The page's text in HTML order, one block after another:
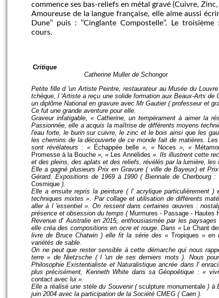
commenceses bas-reliefs en métal gravé (Cuivre,
Amoureuse de la langue française, elle aime aussi
Dune’’ puis : ’’Cinglante Compostelle’’. Le troisième :
cours.
Critique
Catherine Muller de Schongor
Petite fille d 'un Artiste Peintre, restaurateur au Musée du
tchèque, l 'Artiste a reçu une solide formation aux Beaux-Arts de
un diplôme National en gravure avec Mr Gautier (professeur et
Ce fut une grande aventure pour elle.
Graveur infatigable,« Catherine, un tempérament à aimer la
Passionnée, elle a acquis la maîtrise de différents moyens
l'eau forte, le burin sur cuivre, le zinc et le bois ainsi que les
les chemins de la découverte de ce monde fait de matières.
sont révélateurs : « Échappée belle», « Noces», «
Promesse à la Bouche», « Les Annélides». Ils illustrent cette
et des pleins, des aplats et des reliefs, révélés par la lumière,
Elle a gagné plusieurs Prix en Gravure ( ville de Bayeux) et
Gérard. Expositions de 1969 à 1990 (Biennale de
Cosmique ).
Elle a ensuite repris la peinture (l' acrylique particulièrement )
techniques mixtes ». Par collage et utilisation de différents
aller à l 'essentiel». On ressent dans certaines œuvres :
présence et obsession du temps ( Murmures- Passage - Hautes
Revenue d' Australie en 2015, enthousiasmée par les
elle créa des compositions en ocre et rouge. Dans « Le Chant
livre de Bruce Chatwin ) elle fit la série des « Tropiques » en
variétés de sable.
On ne peut que rester sensible à cette démarche qui nous
terre» de Nietzsche ( l 'un de ses derniers mots ). Nous
Philosophie Existentialiste et Naturalistique ancrée dans l'
plus précisément, Kenneth White dans sa Géopoétique : «
contact avec lui ».
Elle a réalisé une stèle du Souvenir ( sculpture monumentale ) à
juin 2004 avec la participation de la Société CMEG ( Caen ).